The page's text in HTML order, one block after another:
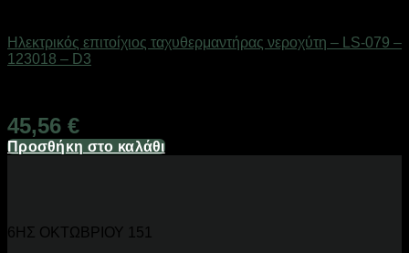
Ηλεκτρικός επιτοίχιος ταχυθερμαντήρας νεροχύτη – LS-079 –
123018 – D3
45,56 €
Προσθήκη στο καλάθι
6ΗΣ ΟΚΤΩΒΡΙΟΥ 151